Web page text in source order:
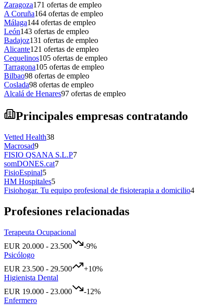
Zaragoza171 ofertas de empleo
A Coruña164 ofertas de empleo
Málaga144 ofertas de empleo
León143 ofertas de empleo
Badajoz131 ofertas de empleo
Alicante121 ofertas de empleo
Cequelinos105 ofertas de empleo
Tarragona105 ofertas de empleo
Bilbao98 ofertas de empleo
Coslada98 ofertas de empleo
Alcalá de Henares97 ofertas de empleo
Principales empresas contratando
Vetted Health38
Macrosad9
FISIO QSANA S.L.P7
somDONES.cat7
FisioEspinal5
HM Hospitales5
Fisiohogar. Tu equipo profesional de fisioterapia a domicilio4
Profesiones relacionadas
Terapeuta Ocupacional
EUR 20.000 - 23.500 -9%
Psicólogo
EUR 23.500 - 29.500 +10%
Higienista Dental
EUR 19.000 - 23.000 -12%
Enfermero